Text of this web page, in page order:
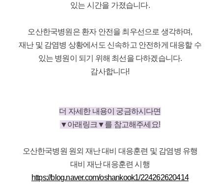
있는 시간을 가졌습니다.
오산한국병원은 환자 안전을 최우선으로 생각하며,
재난 및 감염병 상황에서도 신속하고 안전하게 대응할 수
있는 병원이 되기 위해 최선을 다하겠습니다.
감사합니다!
더 자세한 내용이 궁금하시다면
▼아래링크▼를 참고해주세요!
오산한국병원 원외 재난 대비 대응훈련 및 감염병 유행
대비 재난 대응훈련 시행
https://blog.naver.com/oshankook1/224262620414